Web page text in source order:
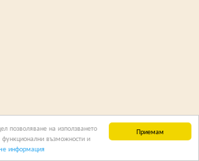
Приемам
позволяване на използването
възможности и
информация